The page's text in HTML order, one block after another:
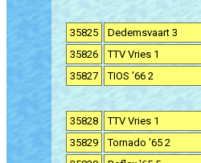
35825 Dedemsvaart 3
35826
TTV Vries 1
35827
TIOS '66 2
35828 TTV Vries 1
35829
Tornado '65 2